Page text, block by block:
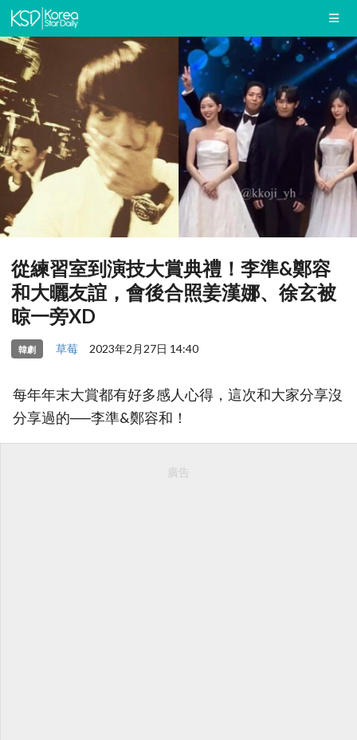
從練習室到演技大賞典禮！李準&鄭容
和大曬友誼，會後合照姜漢娜、徐玄被
晾一旁XD
韓劇 草莓 2023年2月27日 14:40
每年年末大賞都有好多感人心得，這次和大家分享沒
分享過的──李準&鄭容和！
廣告